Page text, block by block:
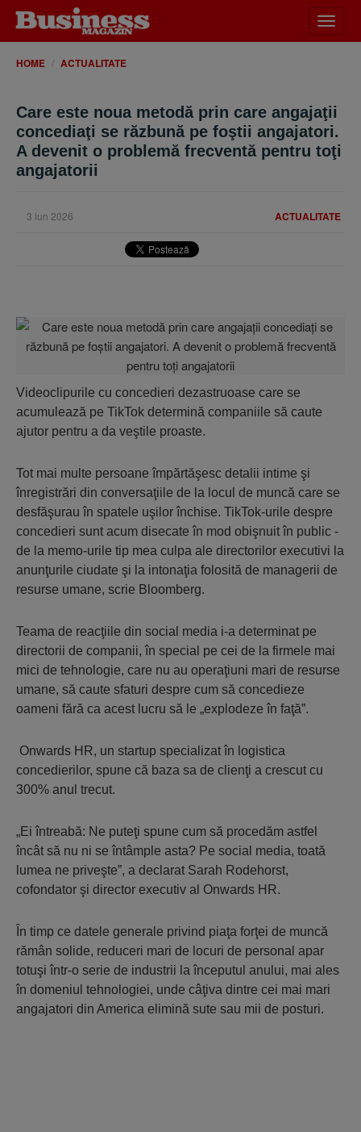
meniu
HOME ACTUALITATE
Care este noua metodă prin care angajaţii
concediaţi se răzbună pe foştii angajatori.
A devenit o problemă frecventă pentru toţi
angajatorii
ACTUALITATE
3 iun 2026
Videoclipurile cu concedieri dezastruoase care se
acumulează pe TikTok determină companiile să caute
ajutor pentru a da veştile proaste.
Tot mai multe persoane împărtăşesc detalii intime şi
înregistrări din conversaţiile de la locul de muncă care se
desfăşurau în spatele uşilor închise. TikTok-urile despre
concedieri sunt acum disecate în mod obişnuit în public -
de la memo-urile tip mea culpa ale directorilor executivi la
anunţurile ciudate şi la intonaţia folosită de managerii de
resurse umane, scrie Bloomberg.
Teama de reacţiile din social media i-a determinat pe
directorii de companii, în special pe cei de la firmele mai
mici de tehnologie, care nu au operaţiuni mari de resurse
umane, să caute sfaturi despre cum să concedieze
oameni fără ca acest lucru să le „explodeze în faţă”.
Onwards HR, un startup specializat în logistica
concedierilor, spune că baza sa de clienţi a crescut cu
300% anul trecut.
„Ei întreabă: Ne puteţi spune cum să procedăm astfel
încât să nu ni se întâmple asta? Pe social media, toată
lumea ne priveşte”, a declarat Sarah Rodehorst,
cofondator şi director executiv al Onwards HR.
În timp ce datele generale privind piaţa forţei de muncă
rămân solide, reduceri mari de locuri de personal apar
totuşi într-o serie de industrii la începutul anului, mai ales
în domeniul tehnologiei, unde câţiva dintre cei mai mari
angajatori din America elimină sute sau mii de posturi.